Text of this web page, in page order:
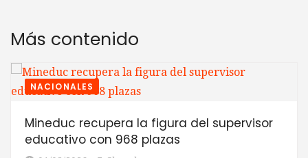
Más contenido
NACIONALES
Mineduc recupera la figura del supervisor
educativo con 968 plazas